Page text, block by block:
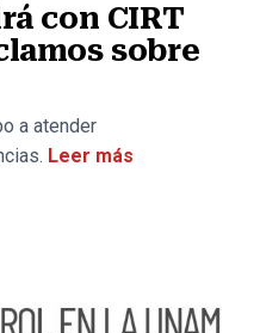
con CIRT
sobre
a atender
Leer más